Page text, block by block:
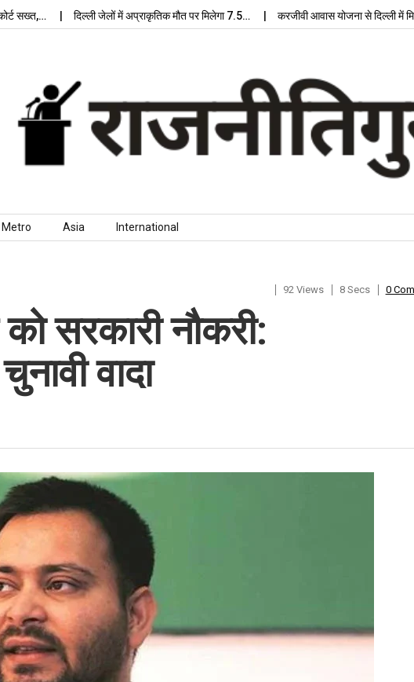
दिल्ली जेलों में अप्राकृतिक मौत पर मिलेगा 7.5… करजीवी आवास योजना से दिल्ली में मिलेगा
Metro Asia International
92 Views 8 Secs 0
को सरकारी नौकरी:
वादा